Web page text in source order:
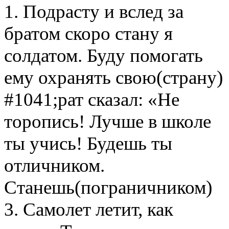
1. Подрасту и вслед за
братом скоро стану я
солдатом. Буду помогать
ему охранять свою(страну)
#1041;рат сказал: «Не
торопись! Лучше в школе
ты учись! Будешь ты
отличником.
Станешь(пограничником)
3. Самолет летит, как